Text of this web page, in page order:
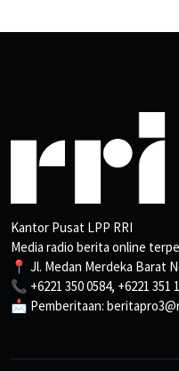
Kantor Pusat LPP RRI
Media radio berita online
📍 Jl. Medan Merdeka Barat
📞 +6221 350 0584, +6221 351
📩 Pemberitaan: